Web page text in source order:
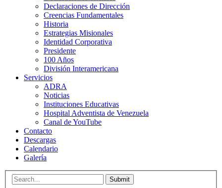
Declaraciones de Dirección
Creencias Fundamentales
Historia
Estrategias Misionales
Identidad Corporativa
Presidente
100 Años
División Interamericana
Servicios
ADRA
Noticias
Instituciones Educativas
Hospital Adventista de Venezuela
Canal de YouTube
Contacto
Descargas
Calendario
Galería
Submit